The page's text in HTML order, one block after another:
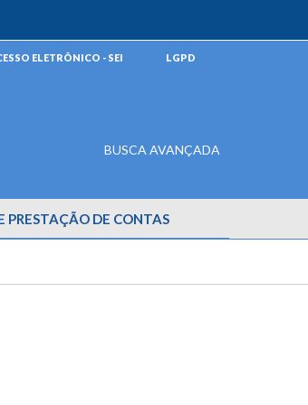
ELETRÔNICO - SEI LGPD
BUSCA AVANÇADA
PRESTAÇÃO DE CONTAS